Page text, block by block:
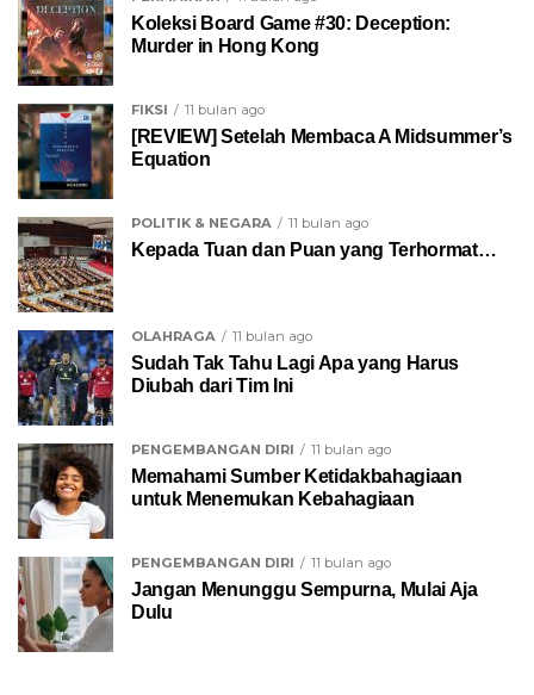
Koleksi Board Game #30: Deception:
Murder in Hong Kong
FIKSI 11 bulan ago
[REVIEW] Setelah Membaca A Midsummer’s
Equation
POLITIK & NEGARA 11 bulan ago
Kepada Tuan dan Puan yang Terhormat…
OLAHRAGA 11 bulan ago
Sudah Tak Tahu Lagi Apa yang Harus
Diubah dari Tim Ini
PENGEMBANGAN DIRI 11 bulan ago
Memahami Sumber Ketidakbahagiaan
untuk Menemukan Kebahagiaan
PENGEMBANGAN DIRI 11 bulan ago
Jangan Menunggu Sempurna, Mulai Aja
Dulu